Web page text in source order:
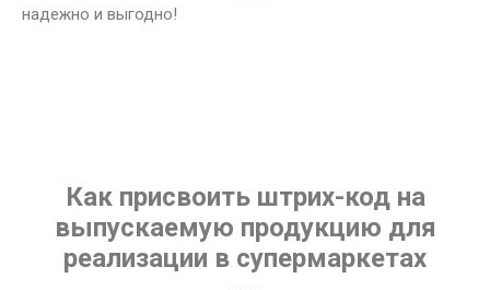
надежно и выгодно!
Как присвоить штрих-код на
выпускаемую продукцию для
реализации в супермаркетах